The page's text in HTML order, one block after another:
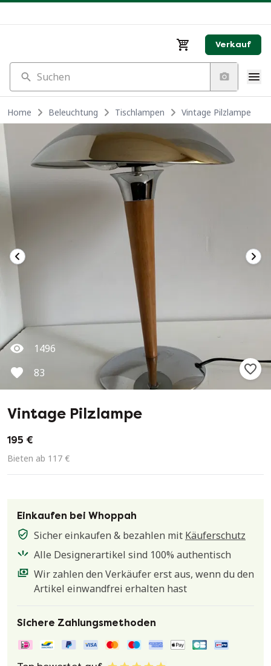
Verkauf
Suchen
Home Beleuchtung Tischlampen Vintage Pilzlampe
1496
83
Vintage Pilzlampe
195 €
Bieten ab 117 €
Einkaufen bei Whoppah
Sicher einkaufen & bezahlen mit Käuferschutz
Alle Designerartikel sind 100% authentisch
Wir zahlen den Verkäufer erst aus, wenn du den
Artikel einwandfrei erhalten hast
Sichere Zahlungsmethoden